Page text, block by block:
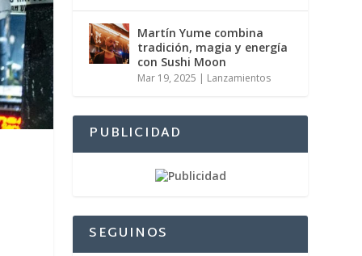
Martín Yume combina
tradición, magia y energía
con Sushi Moon
Mar 19, 2025 | Lanzamientos
PUBLICIDAD
SEGUINOS